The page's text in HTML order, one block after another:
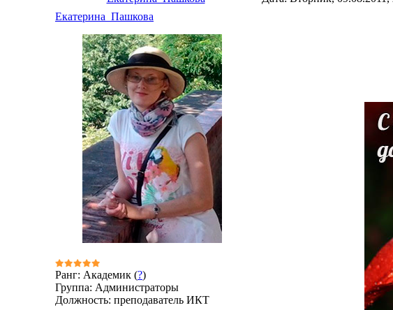
Екатерина_Пашкова
Ранг: Академик (?)
Группа: Администраторы
Должность: преподаватель ИКТ